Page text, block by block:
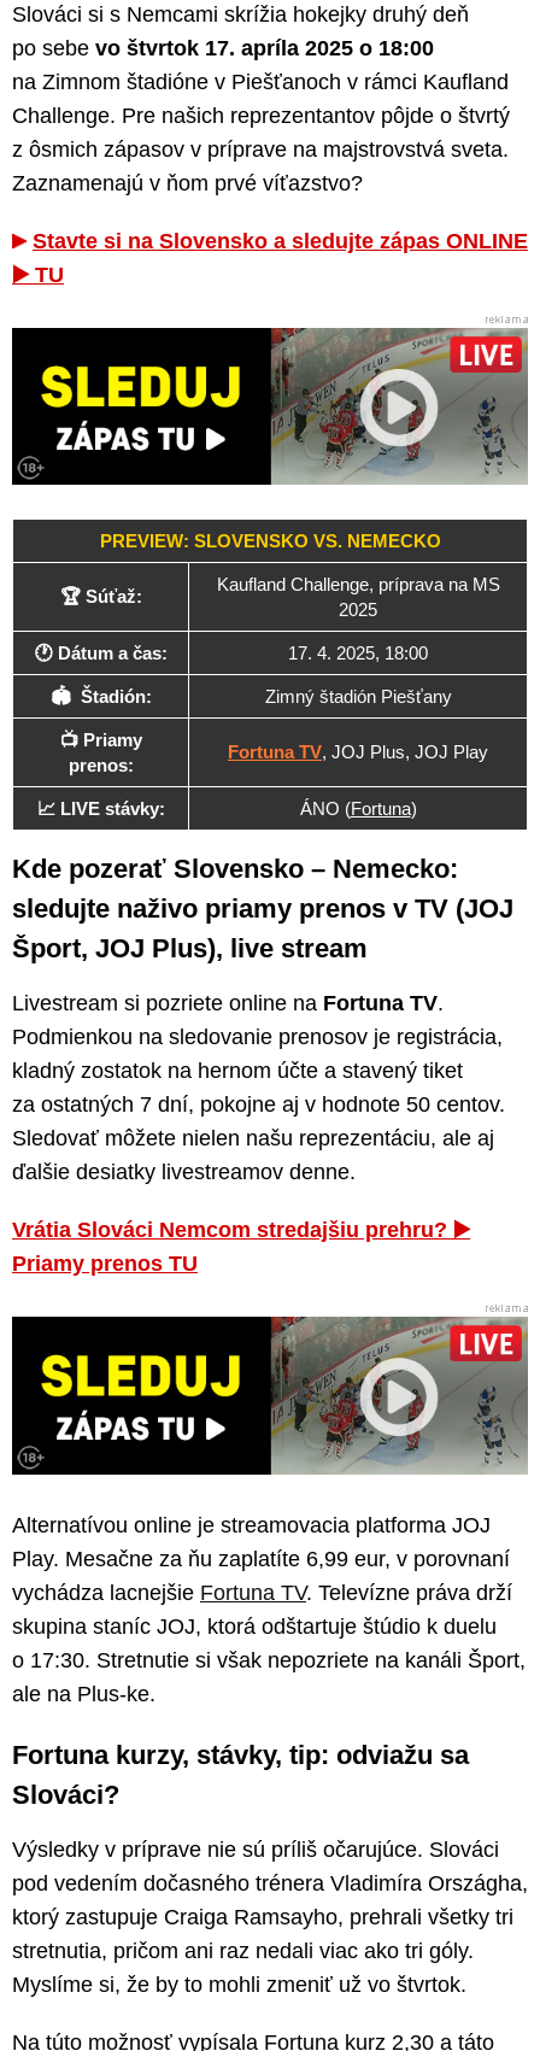
Slováci si s Nemcami skrížia hokejky druhý deň
po sebe vo štvrtok 17. apríla 2025 o 18:00
na Zimnom štadióne v Piešťanoch v rámci Kaufland
Challenge. Pre našich reprezentantov pôjde o štvrtý
z ôsmich zápasov v príprave na majstrovstvá sveta.
Zaznamenajú v ňom prvé víťazstvo?
Stavte si na Slovensko a sledujte zápas ONLINE
▶️ TU
PREVIEW: SLOVENSKO VS. NEMECKO
🏆 Súťaž:
Kaufland Challenge, príprava na MS
2025
🕐 Dátum a čas: 17. 4. 2025, 18:00
🏟 Štadión: Zimný štadión Piešťany
📺 Priamy
prenos:
Fortuna TV, JOJ Plus, JOJ Play
📈 LIVE stávky: ÁNO (Fortuna)
Kde pozerať Slovensko – Nemecko:
sledujte naživo priamy prenos v TV (JOJ
Šport, JOJ Plus), live stream
Livestream si pozriete online na Fortuna TV.
Podmienkou na sledovanie prenosov je registrácia,
kladný zostatok na hernom účte a stavený tiket
za ostatných 7 dní, pokojne aj v hodnote 50 centov.
Sledovať môžete nielen našu reprezentáciu, ale aj
ďalšie desiatky livestreamov denne.
Vrátia Slováci Nemcom stredajšiu prehru? ▶️
Priamy prenos TU
Alternatívou online je streamovacia platforma JOJ
Play. Mesačne za ňu zaplatíte 6,99 eur, v porovnaní
vychádza lacnejšie Fortuna TV. Televízne práva drží
skupina staníc JOJ, ktorá odštartuje štúdio k duelu
o 17:30. Stretnutie si však nepozriete na kanáli Šport,
ale na Plus-ke.
Fortuna kurzy, stávky, tip: odviažu sa
Slováci?
Výsledky v príprave nie sú príliš očarujúce. Slováci
pod vedením dočasného trénera Vladimíra Országha,
ktorý zastupuje Craiga Ramsayho, prehrali všetky tri
stretnutia, pričom ani raz nedali viac ako tri góly.
Myslíme si, že by to mohli zmeniť už vo štvrtok.
Na túto možnosť vypísala Fortuna kurz 2,30 a táto